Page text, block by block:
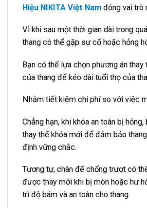
Hiệu NIKITA Việt Nam đóng vai trò
Vì khi sau một thời gian dài trong
thang có thể gặp sự cố hoặc hỏng
Bạn có thể lựa chọn phương án thay
của thang để kéo dài tuổi thọ của
Nhằm tiết kiệm chi phí so với việc
Chẳng hạn, khi khóa an toàn bị
thay thế khóa mới để đảm bảo
định vững chắc.
Tương tự, chân đế chống trượt có
được thay mới khi bị mòn hoặc hư
trì độ bám và an toàn cho thang.